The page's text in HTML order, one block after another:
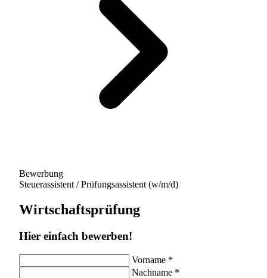
Bewerbung
Steuerassistent / Prüfungsassistent (w/m/d)
Wirtschaftsprüfung
Hier einfach bewerben!
Vorname *
Nachname *